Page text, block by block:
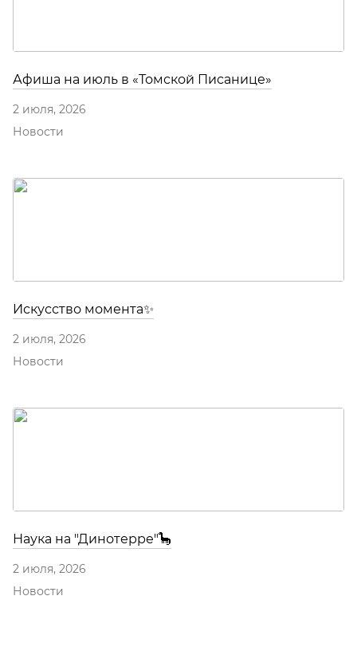
Афиша на июль в «Томской Писанице»
2 июля, 2026
Новости
Искусство момента✨
2 июля, 2026
Новости
Наука на "Динотерре"🦕
2 июля, 2026
Новости